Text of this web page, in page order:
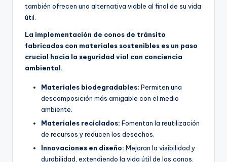
también ofrecen una alternativa viable al final de su vida
útil.
La implementación de conos de tránsito
fabricados con materiales sostenibles es un paso
crucial hacia la seguridad vial con conciencia
ambiental.
Materiales biodegradables: Permiten una
descomposición más amigable con el medio
ambiente.
Materiales reciclados: Fomentan la reutilización
de recursos y reducen los desechos.
Innovaciones en diseño: Mejoran la visibilidad y
durabilidad, extendiendo la vida útil de los conos.